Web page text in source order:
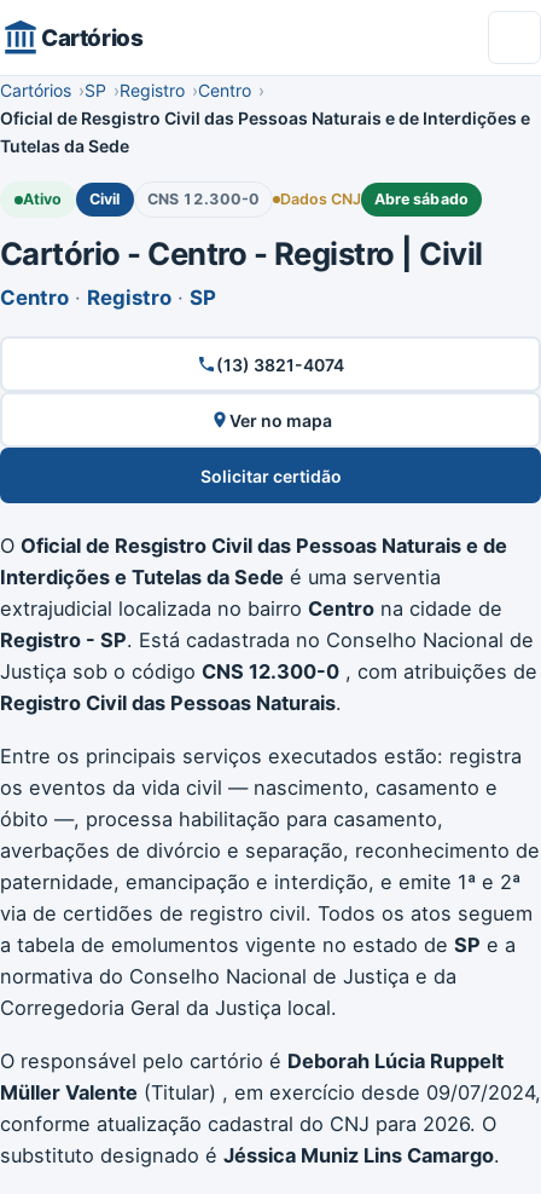
Cartórios
Cartórios SP Registro
Centro
Oficial de Resgistro Civil das Pessoas Naturais e de Interdições e
Tutelas da Sede
Ativo Civil CNS 12.300-0 Dados CNJ Abre sábado
Cartório - Centro - Registro | Civil
Centro · Registro · SP
(13) 3821-4074
Ver no mapa
Solicitar certidão
O Oficial de Resgistro Civil das Pessoas Naturais e de
Interdições e Tutelas da Sede é uma serventia
extrajudicial localizada no bairro Centro na cidade de
Registro - SP. Está cadastrada no Conselho Nacional de
Justiça sob o código CNS 12.300-0 , com atribuições de
Registro Civil das Pessoas Naturais.
Entre os principais serviços executados estão: registra
os eventos da vida civil — nascimento, casamento e
óbito —, processa habilitação para casamento,
averbações de divórcio e separação, reconhecimento de
paternidade, emancipação e interdição, e emite 1ª e 2ª
via de certidões de registro civil. Todos os atos seguem
a tabela de emolumentos vigente no estado de SP e a
normativa do Conselho Nacional de Justiça e da
Corregedoria Geral da Justiça local.
O responsável pelo cartório é Deborah Lúcia Ruppelt
Müller Valente (Titular) , em exercício desde 09/07/2024,
conforme atualização cadastral do CNJ para 2026. O
substituto designado é Jéssica Muniz Lins Camargo.